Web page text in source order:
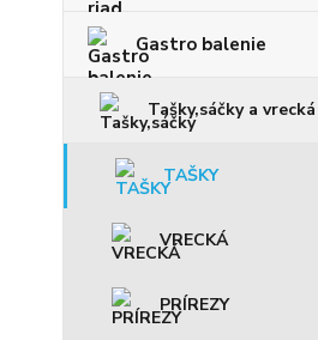
Gastro balenie
Tašky,sáčky a vrecká
TAŠKY
VRECKÁ
PRÍREZY